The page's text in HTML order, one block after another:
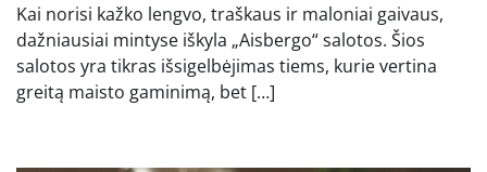
Kai norisi kažko lengvo, traškaus ir maloniai gaivaus,
dažniausiai mintyse iškyla „Aisbergo“ salotos. Šios
salotos yra tikras išsigelbėjimas tiems, kurie vertina
greitą maisto gaminimą, bet […]